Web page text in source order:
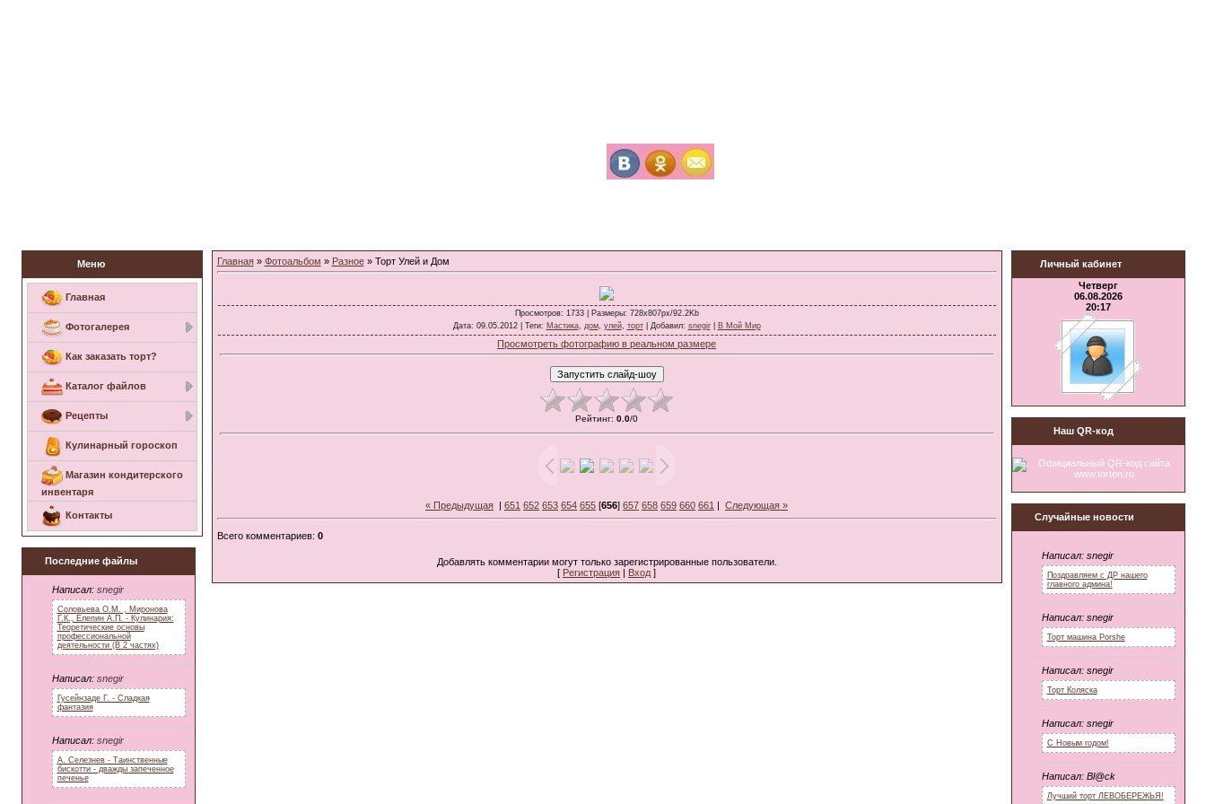
Меню
Главная
Фотогалерея
Как заказать торт?
Каталог файлов
Рецепты
Кулинарный гороскоп
Магазин кондитерского
инвентаря
Контакты
Последние файлы
Написал: snegir
Соловьева О.М. , Миронова
Г.К., Елепин А.П. - Кулинария:
Теоретические основы
профессиональной
деятельности (В 2 частях)
Написал: snegir
Гусейнзаде Г. - Сладкая
фантазия
Написал: snegir
А. Селезнев - Таинственные
бискотти - дважды запеченное
печенье
Главная» Фотоальбом » Разное» Торт Улей и Дом
Просмотров: 1733 | Размеры: 728x807px/92.2Kb
Дата: 09.05.2012 | Теги: Мастика, дом, улей, торт| Добавил: snegir| В Мой Мир
Просмотреть фотографию в реальном размере
Рейтинг: 0.0/0
« Предыдущая | 651 652 653 654 655 [656] 657 658 659 660 661 | Следующая »
Всего комментариев: 0
Добавлять комментарии могут только зарегистрированные пользователи.
[ Регистрация Вход ]
Личный кабинет
Четверг
06.08.2026
20:17
Наш QR-код
Случайные новости
Написал: snegir
Поздравляем с ДР нашего
главного админа!
Написал: snegir
Торт машина Porshe
Написал: snegir
Торт Коляска
Написал: snegir
С Новым годом!
Написал: Bl@ck
Лучший торт ЛЕВОБЕРЕЖЬЯ!